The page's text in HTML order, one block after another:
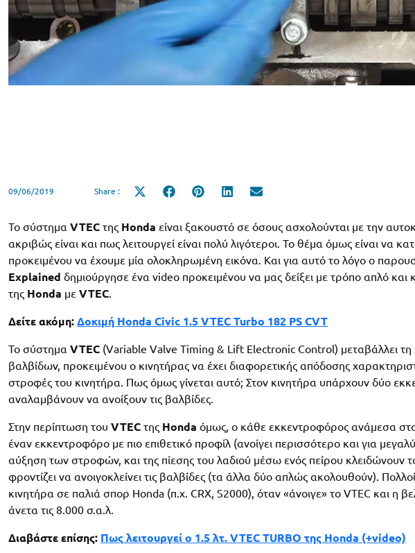
09/06/2019 Share :
Share
Share
Share
Share
Το σύστημα VTEC της Honda είναι ξακουστό σε όσους ασχολούνται με την
ακριβώς είναι και πως λειτουργεί είναι πολύ λιγότεροι. Το θέμα όμως είναι να
προκειμένου να έχουμε μία ολοκληρωμένη εικόνα. Και για αυτό το λόγο ο
Explained δημιούργησε ένα video προκειμένου να μας δείξει με τρόπο απλό και
της Honda με VTEC.
Δείτε ακόμη: Δοκιμή Honda Civic 1.5 VTEC Turbo 182 PS CVT
Το σύστημα VTEC (Variable Valve Timing & Lift Electronic Control) μεταβάλλει τη
βαλβίδων, προκειμένου ο κινητήρας να έχει διαφορετικής απόδοσης
στροφές του κινητήρα. Πως όμως γίνεται αυτό; Στον κινητήρα υπάρχουν δύο
αναλαμβάνουν να ανοίξουν τις βαλβίδες.
Στην περίπτωση του VTEC της Honda όμως, ο κάθε εκκεντροφόρος ανάμεσα
έναν εκκεντροφόρο με πιο επιθετικό προφίλ (ανοίγει περισσότερο και για
αύξηση των στροφών, και της πίεσης του λαδιού μέσω ενός πείρου κλειδώνουν
φροντίζει να ανοιγοκλείνει τις βαλβίδες (τα άλλα δύο απλώς ακολουθούν).
κινητήρα σε παλιά σπορ Honda (π.χ. CRX, S2000), όταν «άνοιγε» το VTEC και η
άνετα τις 8.000 σ.α.λ.
Διαβάστε επίσης: Πως λειτουργεί ο 1.5 λτ. VTEC TURBO της Honda (+video)